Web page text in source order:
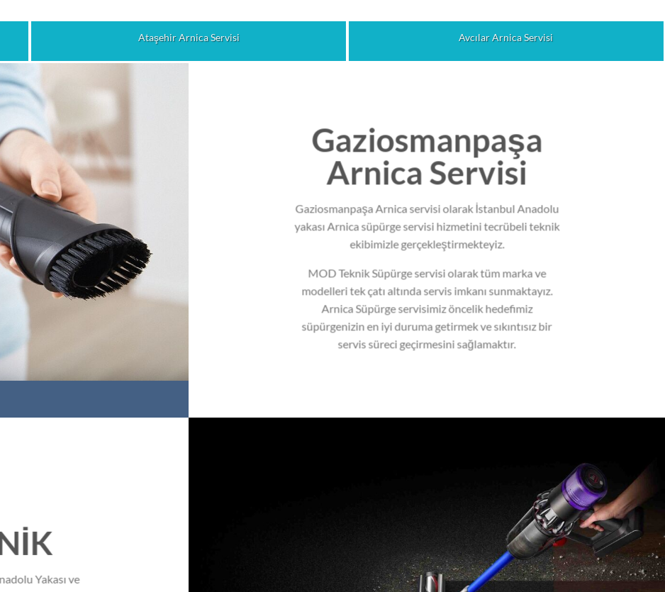
Ataşehir Arnica Servisi Avcılar Arnica Servisi
Gaziosmanpaşa
Arnica Servisi
Gaziosmanpaşa Arnica servisi olarak İstanbul Anadolu
yakası Arnica süpürge servisi hizmetini tecrübeli teknik
ekibimizle gerçekleştirmekteyiz.
MOD Teknik Süpürge servisi olarak tüm marka ve
modelleri tek çatı altında servis imkanı sunmaktayız.
Arnica Süpürge servisimiz öncelik hedefimiz
süpürgenizin en iyi duruma getirmek ve sıkıntısız bir
servis süreci geçirmesini sağlamaktır.
Yakası ve